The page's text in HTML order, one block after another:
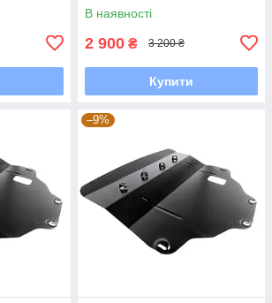
В наявності
2 900 ₴ 3 200 ₴
Купити
–9%